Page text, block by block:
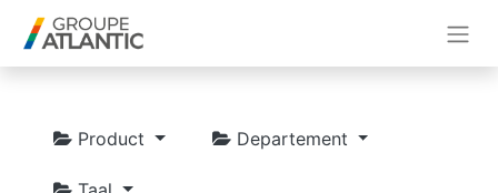
Product Departement